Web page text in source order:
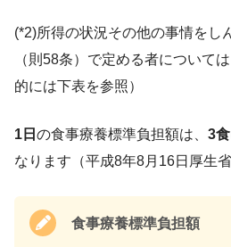
⇒ 地医協
(*2)所得の状況その他の事情をし
（則58条）で定める者について
的には下表を参照）
1日 の食事療養標準負担額は、 3食
なります（平成8年8月16日厚生省
食事療養標準負担額